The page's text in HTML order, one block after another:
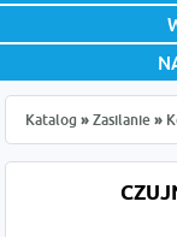
Katalog » Zasilanie »